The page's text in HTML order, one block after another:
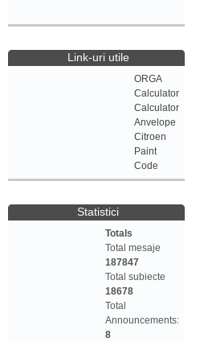
Link-uri utile
ORGA
Calculator
Calculator
Anvelope
Citroen
Paint
Code
Statistici
Totals
Total mesaje
187847
Total subiecte
18678
Total
Announcements:
8